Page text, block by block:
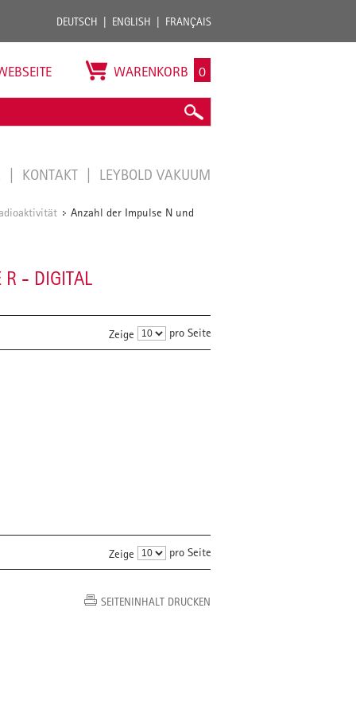
DEUTSCH ENGLISH FRANÇAIS
WARENKORB 0
KONTAKT LEYBOLD VAKUUM
/ Anzahl der Impulse N und
R - DIGITAL
Zeige pro Seite
Zeige pro Seite
SEITENINHALT DRUCKEN